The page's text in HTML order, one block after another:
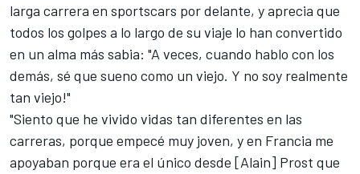
larga carrera en sportscars por delante, y aprecia que
todos los golpes a lo largo de su viaje lo han convertido
en un alma más sabia: "A veces, cuando hablo con los
demás, sé que sueno como un viejo. Y no soy realmente
tan viejo!"
"Siento que he vivido vidas tan diferentes en las
carreras, porque empecé muy joven, y en Francia me
apoyaban porque era el único desde [Alain] Prost que